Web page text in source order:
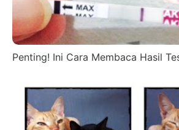
Penting! Ini Cara Membaca Hasil